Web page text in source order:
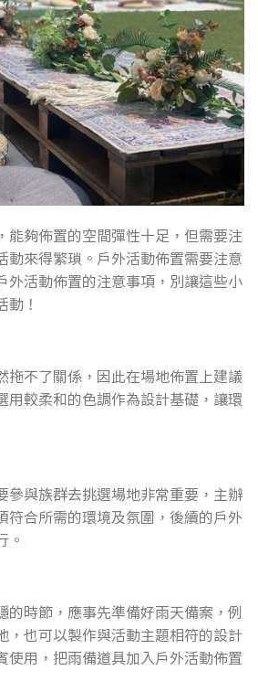
能夠佈置的空間彈性十足，但需要注
動來得繁瑣。戶外活動佈置需要注意
外活動佈置的注意事項，別讓這些小
！
拖不了關係，因此在場地佈置上建議
用較柔和的色調作為設計基礎，讓環
參與族群去挑選場地非常重要，主辦
符合所需的環境及氛圍，後續的戶外
。
的時節，應事先準備好雨天備案，例
，也可以製作與活動主題相符的設計
使用，把雨備道具加入戶外活動佈置